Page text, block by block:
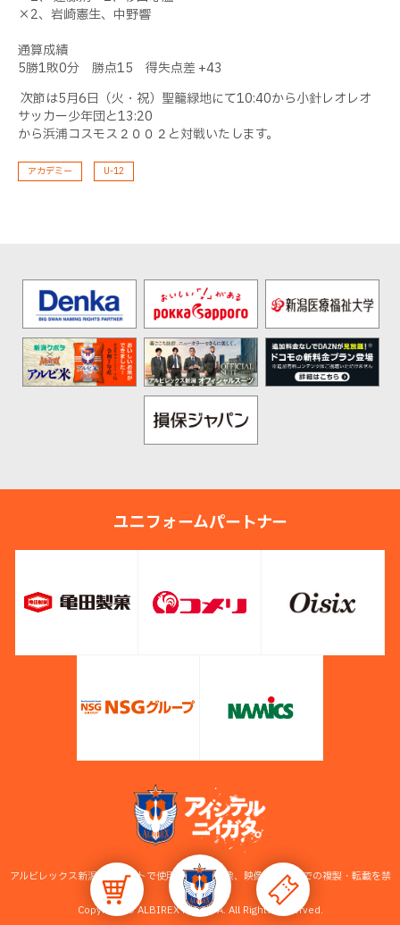
×2、岩崎憲生、中野響
通算成績
5勝1敗0分 勝点15 得失点差+43
次節は5月6日（火・祝）聖籠緑地にて10:40から小針レオレオ
サッカー少年団と13:20
から浜浦コスモス２００２と対戦いたします。
アカデミー U-12
ユニフォームパートナー
アルビレックス新潟公式サイトで使用している画像、映像等の無断での複製・転載を禁
止します。
Copyright © ALBIREX NIIGATA. All Rights Reserved.